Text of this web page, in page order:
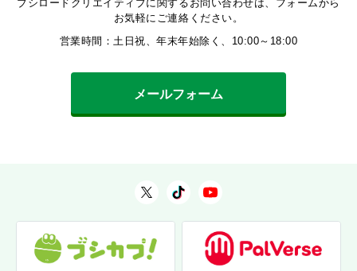
ブシロードクリエイティブに関するお問い合わせは、フォームから
お気軽にご連絡ください。
営業時間：土日祝、年末年始除く、10:00～18:00
メールフォーム